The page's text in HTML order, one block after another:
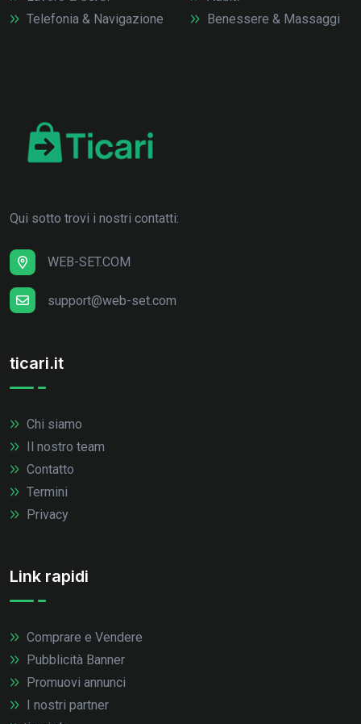
Telefonia & Navigazione
Benessere & Massaggi
Qui sotto trovi i nostri contatti:
WEB-SET.COM
support@web-set.com
ticari.it
Chi siamo
Il nostro team
Contatto
Termini
Privacy
Link rapidi
Comprare e Vendere
Pubblicità Banner
Promuovi annunci
I nostri partner